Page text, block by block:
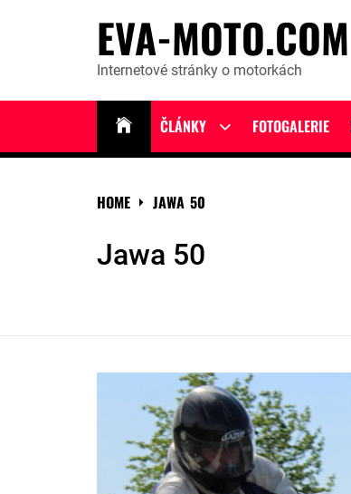
EVA-MOTO.COM
Internetové stránky o motorkách
ČLÁNKY
Show
menu
FOTOGALERIE
HOME JAWA 50
Jawa 50